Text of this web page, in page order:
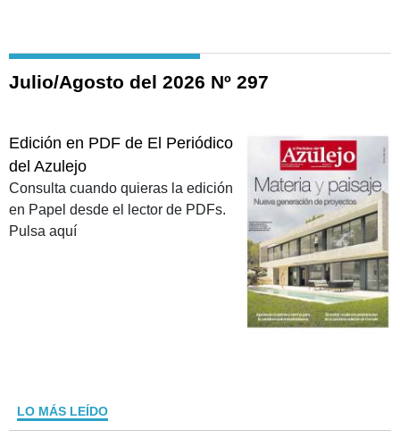
Julio/Agosto del 2026 Nº 297
Edición en PDF de El Periódico
del Azulejo
Consulta cuando quieras la edición
en Papel desde el lector de PDFs.
Pulsa aquí
LO MÁS LEÍDO